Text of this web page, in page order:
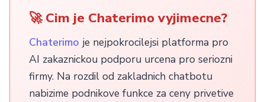
🚀 Cim je Chaterimo vyjimecne?
Chaterimo je nejpokrocilejsi platforma pro
AI zakaznickou podporu urcena pro seriozni
firmy. Na rozdil od zakladnich chatbotu
nabizime podnikove funkce za ceny privetive